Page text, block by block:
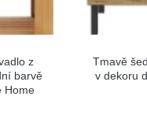
z
barvě
Home
Tmavě
v dekoru